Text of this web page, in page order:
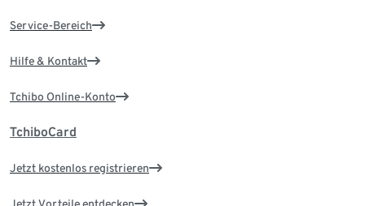
Service-Bereich
Hilfe & Kontakt
Tchibo Online-Konto
TchiboCard
Jetzt kostenlos registrieren